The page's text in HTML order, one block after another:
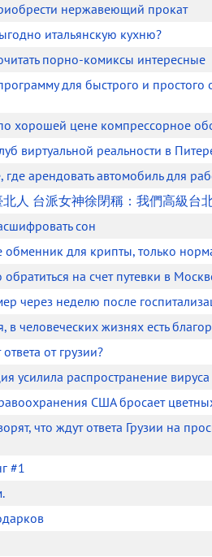
нержавеющий прокат
итальянскую кухню?
порно-комиксы интересные
программу для быстрого и
хорошей цене компрессорное
виртуальной реальности в
где арендовать автомобиль для
人 台派女神徐閉稱：我們高級台
сон
обменник для крипты, только
на счет путевки в
через неделю после
в человеческих жизнях есть
от грузии?
усилила распространение вируса
США бросает
что ждут ответа Грузии на
#1